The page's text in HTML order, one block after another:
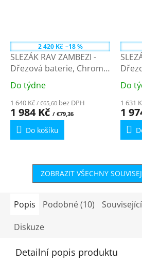
2 420 Kč –18 %
SLEZÁK RAV ZAMBEZI -
Dřezová baterie, Chrom
ZA007.0/7 - 3/8"
Průměrné
hodnocení
produktu
je
4,5
hvězdiček.
Do týdne
1 640 Kč / €65,60 bez DPH
1 984 Kč / €79,36
Do košíku
Bílá/
3/8"
je
5,0
Do
1 631
1
ZOBRAZIT VŠECHNY
Popis Podobné (10)
Diskuze
Detailní popis produktu